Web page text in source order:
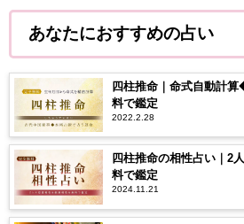
あなたにおすすめの占い
四柱推命｜命式自動計
料で鑑定
2022.2.28
四柱推命の相性占い｜2
料で鑑定
2024.11.21